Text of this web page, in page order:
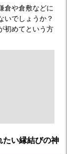
倉や倉敷などに
いでしょうか？
初めてという方
い縁結びの神